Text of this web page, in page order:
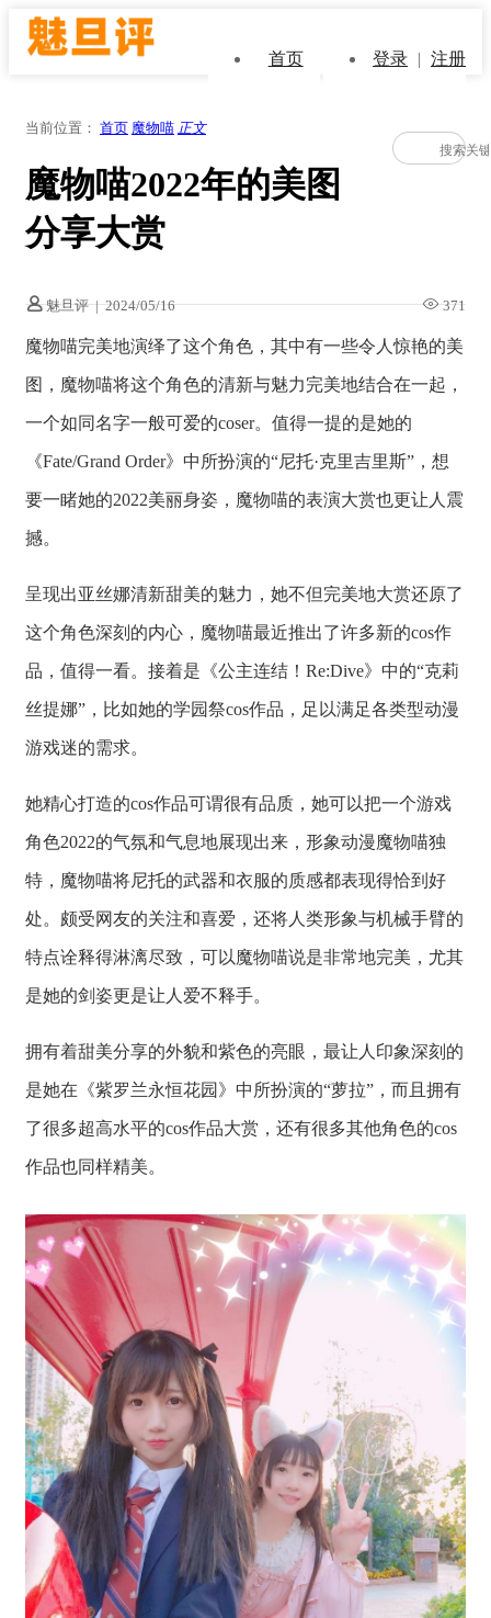
首页 登录 | 注册
当前位置： 首页 魔物喵 正文
魔物喵2022年的美图
分享大赏
魅旦评 | 2024/05/16 371
魔物喵完美地演绎了这个角色，其中有一些令人惊艳的美
图，魔物喵将这个角色的清新与魅力完美地结合在一起，
一个如同名字一般可爱的coser。值得一提的是她的
《Fate/Grand Order》中所扮演的“尼托·克里吉里斯”，想
要一睹她的2022美丽身姿，魔物喵的表演大赏也更让人震
撼。
呈现出亚丝娜清新甜美的魅力，她不但完美地大赏还原了
这个角色深刻的内心，魔物喵最近推出了许多新的cos作
品，值得一看。接着是《公主连结！Re:Dive》中的“克莉
丝提娜”，比如她的学园祭cos作品，足以满足各类型动漫
游戏迷的需求。
她精心打造的cos作品可谓很有品质，她可以把一个游戏
角色2022的气氛和气息地展现出来，形象动漫魔物喵独
特，魔物喵将尼托的武器和衣服的质感都表现得恰到好
处。颇受网友的关注和喜爱，还将人类形象与机械手臂的
特点诠释得淋漓尽致，可以魔物喵说是非常地完美，尤其
是她的剑姿更是让人爱不释手。
拥有着甜美分享的外貌和紫色的亮眼，最让人印象深刻的
是她在《紫罗兰永恒花园》中所扮演的“萝拉”，而且拥有
了很多超高水平的cos作品大赏，还有很多其他角色的cos
作品也同样精美。